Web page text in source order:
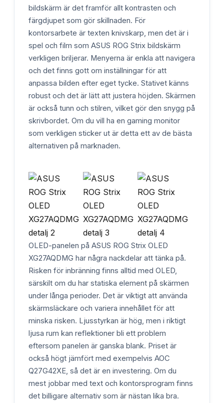
bildskärm är det framför allt kontrasten och
färgdjupet som gör skillnaden. För
kontorsarbete är texten knivskarp, men det är i
spel och film som ASUS ROG Strix bildskärm
verkligen briljerar. Menyerna är enkla att navigera
och det finns gott om inställningar för att
anpassa bilden efter eget tycke. Stativet känns
robust och det är lätt att justera höjden. Skärmen
är också tunn och stilren, vilket gör den snygg på
skrivbordet. Om du vill ha en gaming monitor
som verkligen sticker ut är detta ett av de bästa
alternativen på marknaden.
OLED-panelen på ASUS ROG Strix OLED
XG27AQDMG har några nackdelar att tänka på.
Risken för inbränning finns alltid med OLED,
särskilt om du har statiska element på skärmen
under långa perioder. Det är viktigt att använda
skärmsläckare och variera innehållet för att
minska risken. Ljusstyrkan är hög, men i riktigt
ljusa rum kan reflektioner bli ett problem
eftersom panelen är ganska blank. Priset är
också högt jämfört med exempelvis AOC
Q27G42XE, så det är en investering. Om du
mest jobbar med text och kontorsprogram finns
det billigare alternativ som är nästan lika bra.